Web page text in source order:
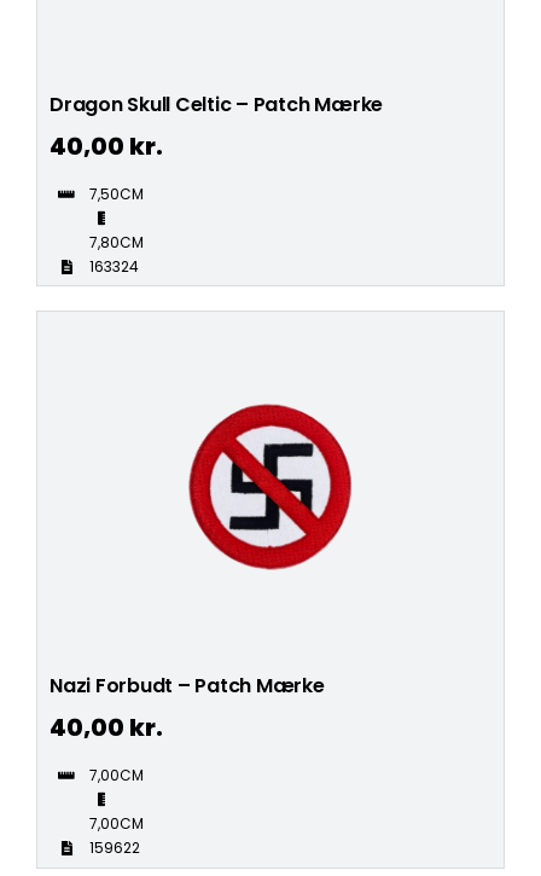
Dragon Skull Celtic – Patch Mærke
40,00 kr.
7,50CM
7,80CM
163324
Nazi Forbudt – Patch Mærke
40,00 kr.
7,00CM
7,00CM
159622